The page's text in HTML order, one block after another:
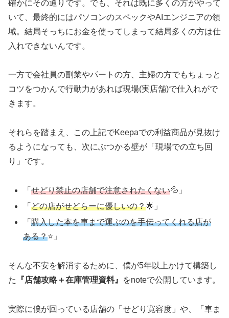
確かにその通りです。でも、それは既に多くの方がやって
いて、最終的にはパソコンのスペックやAIエンジニアの領
域。結局そっちにお金を使ってしまって結局多くの方は仕
入れできないんです。
一方で会社員の副業やパートの方、主婦の方でもちょっと
コツをつかんで行動力があれば現場(実店舗)で仕入れがで
きます。
それらを踏まえ、この上記でKeepaでの利益商品が見抜け
るようになっても、次にぶつかる壁が「現場での立ち回
り」です。
「せどり禁止の店舗で注意されたくない💦」
「どの店がせどらーに優しいの？🌟」
「購入した本を車まで運ぶのを手伝ってくれる店が
ある？⭐」
そんな不安を解消するために、僕が5年以上かけて構築し
た
『店舗攻略＋在庫管理資料』 をnoteで公開しています。
実際に僕が回っている店舗の「せどり寛容度」や、「車ま